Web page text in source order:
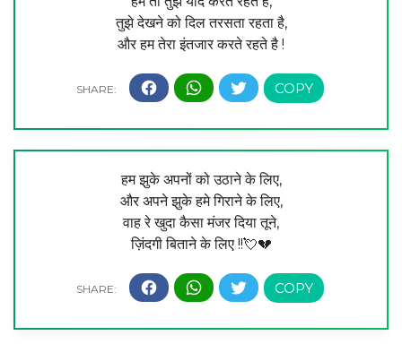
तुझे देखने को दिल तरसता रहता है,
और हम तेरा इंतजार करते रहते है !
हम झुके अपनों को उठाने के लिए,
और अपने झुके हमे गिराने के लिए,
वाह रे खुदा कैसा मंजर दिया तूने,
ज़िंदगी बिताने के लिए !!💘💔